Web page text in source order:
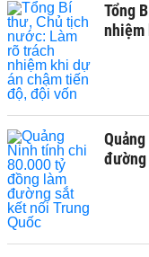
Tổng
nhiệm
đường